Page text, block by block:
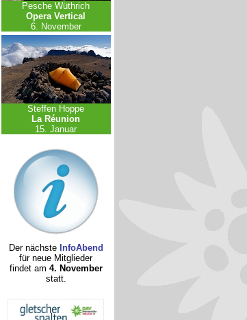
Pesche Wüthrich
Opera Vertical
6. November
Steffen Hoppe
La Réunion
15. Januar
Der nächste InfoAbend
für neue Mitglieder
findet am 4. November
statt.